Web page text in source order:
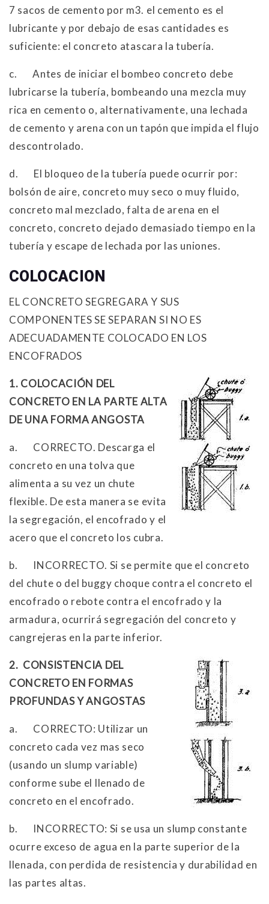
7 sacos de cemento por m3. el cemento es el
lubricante y por debajo de esas cantidades es
suficiente: el concreto atascara la tubería.
c.Antes de iniciar el bombeo concreto debe
lubricarse la tubería, bombeando una mezcla muy
rica en cemento o, alternativamente, una lechada
de cemento y arena con un tapón que impida el flujo
descontrolado.
d. El bloqueo de la tubería puede ocurrir por:
bolsón de aire, concreto muy seco o muy fluido,
concreto mal mezclado, falta de arena en el
concreto, concreto dejado demasiado tiempo en la
tubería y escape de lechada por las uniones.
COLOCACION
EL CONCRETO SEGREGARA Y SUS
COMPONENTES SE SEPARAN SI NO ES
ADECUADAMENTE COLOCADO EN LOS
ENCOFRADOS
1. COLOCACIÓN DEL
CONCRETO EN LA PARTE ALTA
DE UNA FORMA ANGOSTA
a. CORRECTO. Descarga el
concreto en una tolva que
alimenta a su vez un chute
flexible. De esta manera se evita
la segregación, el encofrado y el
acero que el concreto los cubra.
b. INCORRECTO. Si se permite que el concreto
del chute o del buggy choque contra el concreto el
encofrado o rebote contra el encofrado y la
armadura, ocurrirá segregación del concreto y
cangrejeras en la parte inferior.
2. CONSISTENCIA DEL
CONCRETO EN FORMAS
PROFUNDAS Y ANGOSTAS
a. CORRECTO: Utilizar un
concreto cada vez mas seco
(usando un slump variable)
conforme sube el llenado de
concreto en el encofrado.
b. INCORRECTO: Si se usa un slump constante
ocurre exceso de agua en la parte superior de la
llenada, con perdida de resistencia y durabilidad en
las partes altas.